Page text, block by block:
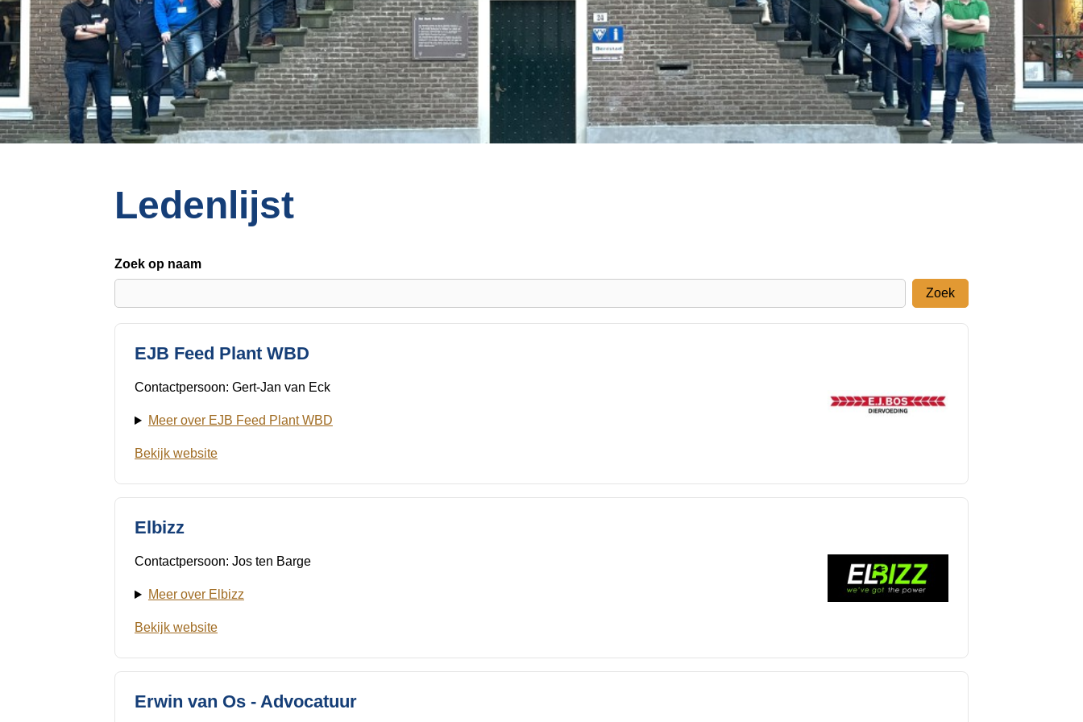
o
n
a
i
a
t
Ledenlijst
Zoek op naam
Zoek
EJB Feed Plant WBD
Contactpersoon: Gert-Jan van Eck
Meer over EJB Feed Plant WBD
Bekijk website
Elbizz
Contactpersoon: Jos ten Barge
Meer over Elbizz
Bekijk website
Erwin van Os - Advocatuur
Contact
Inloggen